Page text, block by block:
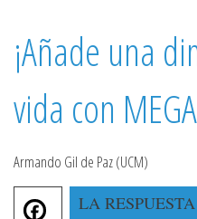
¡Añade una
vida con
Armando Gil de Paz (UCM)
LA RESPUESTA